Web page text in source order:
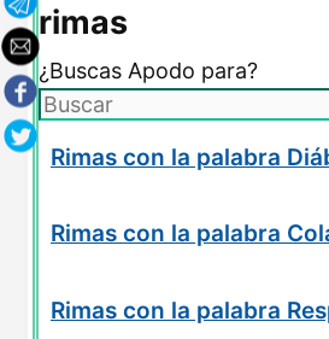
rimas
¿Buscas Apodo para?
Rimas con la palabra
Rimas con la palabra
Rimas con la palabra